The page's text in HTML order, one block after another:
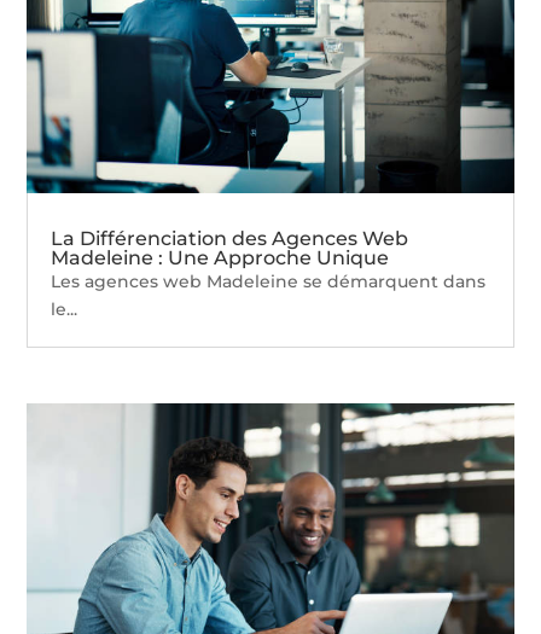
La Différenciation des Agences Web
Madeleine : Une Approche Unique
Les agences web Madeleine se démarquent dans
le...